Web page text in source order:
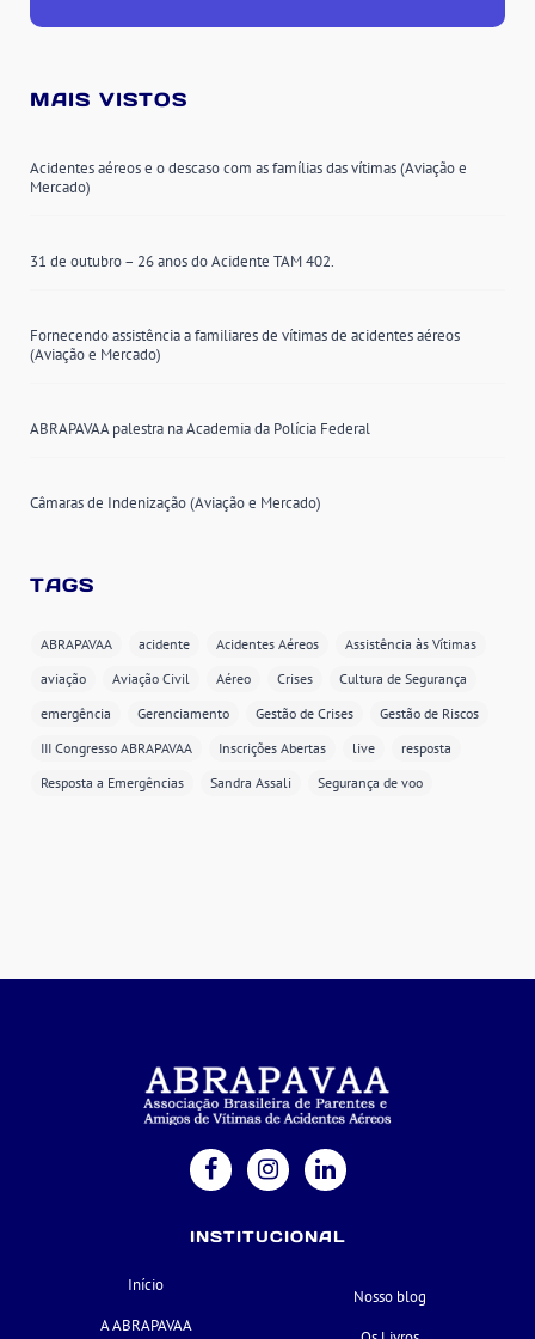
MAIS VISTOS
Acidentes aéreos e o descaso com as famílias das vítimas (Aviação e
Mercado)
31 de outubro – 26 anos do Acidente TAM 402.
Fornecendo assistência a familiares de vítimas de acidentes aéreos
(Aviação e Mercado)
ABRAPAVAA palestra na Academia da Polícia Federal
Câmaras de Indenização (Aviação e Mercado)
TAGS
ABRAPAVAA acidente Acidentes Aéreos
Assistência às Vítimas
aviação
Aviação Civil Aéreo Crises
Cultura de Segurança
emergência
Gerenciamento Gestão de Crises
Gestão de Riscos
III Congresso ABRAPAVAA
Inscrições Abertas live
resposta
Resposta a Emergências
Sandra Assali Segurança de voo
INSTITUCIONAL
Início
A ABRAPAVAA
Nosso blog